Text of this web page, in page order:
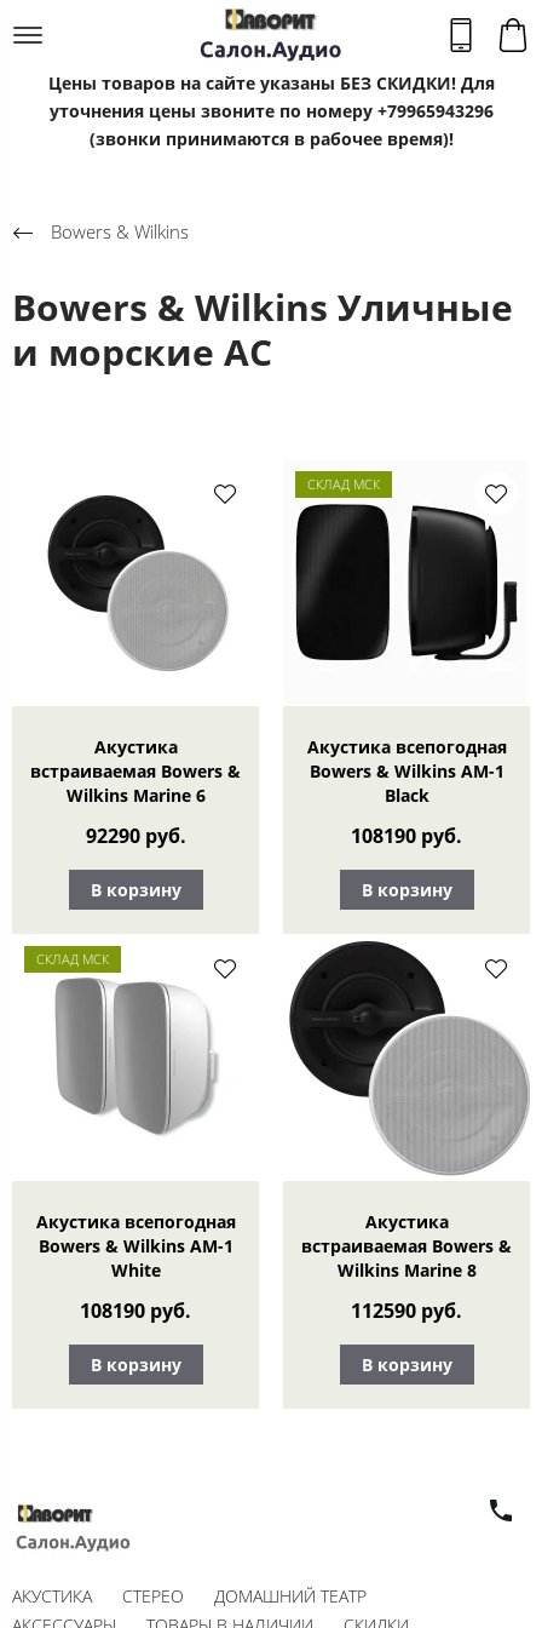
Цены товаров на сайте указаны БЕЗ СКИДКИ! Для
уточнения цены звоните по номеру +79965943296
(звонки принимаются в рабочее время)!
Bowers & Wilkins
Bowers & Wilkins Уличные
и морские АС
Акустика
встраиваемая Bowers &
Wilkins Marine 6
92290 руб.
В корзину
СКЛАД МСК
Акустика всепогодная
Bowers & Wilkins AM-1
Black
108190 руб.
В корзину
СКЛАД МСК
Акустика всепогодная
Bowers & Wilkins AM-1
White
108190 руб.
В корзину
Акустика
встраиваемая Bowers &
Wilkins Marine 8
112590 руб.
В корзину
АКУСТИКА СТЕРЕО
ДОМАШНИЙ ТЕАТР